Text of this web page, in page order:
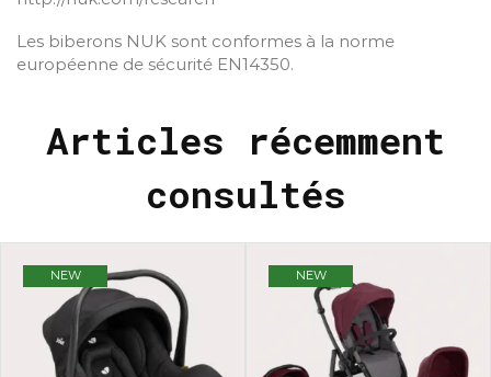
Les biberons NUK sont conformes à la norme
européenne de sécurité EN14350.
Articles récemment
consultés
NEW NEW